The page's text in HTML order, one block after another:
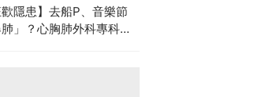
歡隱患】去船P、音樂節
」？心胸肺外科專科醫